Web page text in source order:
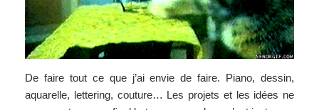
De faire tout ce que j’ai envie de faire. Piano, dessin,
aquarelle, lettering, couture… Les projets et les idées ne